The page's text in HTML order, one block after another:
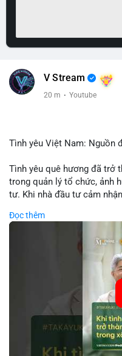
V Stream
20 m · Youtube
Tình yêu Việt Nam: Nguồn
Tình yêu quê hương đã trở
trong quản lý tổ chức, ảnh
tư. Khi nhà đầu tư cảm
các công ty blockchain và
tin này giúp giảm rủi ro thị
đẩy sự phát triển bền vững
nhà quản lý cần khai thác
phát triển bền vững và thu
🎥 Xem video trực tiếp tại:
Nguồn: VIETSUCCESS
Đọc thêm